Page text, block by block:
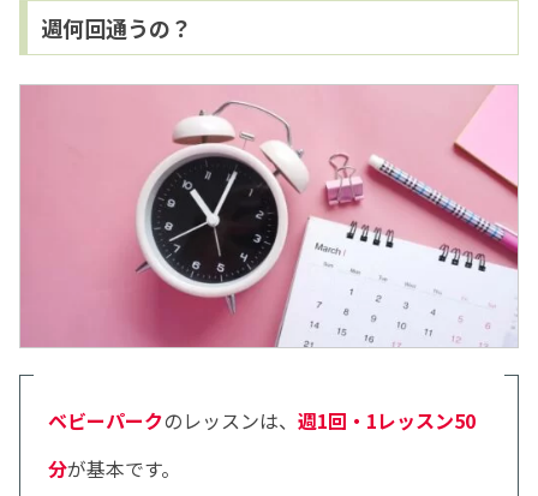
週何回通うの？
ベビーパークのレッスンは、 週1回・1レッスン50
分が基本です。